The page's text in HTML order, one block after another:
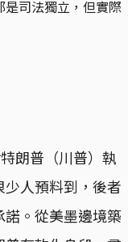
司法獨立，但實際
朗普（川普）執
人預料到，後者
。從美墨邊境築